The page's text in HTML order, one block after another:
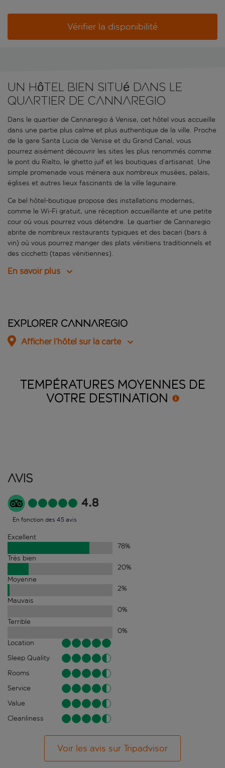
Vérifier la disponibilité
Un hôtel bien situé dans le
quartier de Cannaregio
Dans le quartier de Cannaregio à Venise, cet hôtel vous accueille
dans une partie plus calme et plus authentique de la ville. Proche
de la gare Santa Lucia de Venise et du Grand Canal, vous
pourrez aisément découvrir les sites les plus renommés comme
le pont du Rialto, le ghetto juif et les boutiques d’artisanat. Une
simple promenade vous mènera aux nombreux musées, palais,
églises et autres lieux fascinants de la ville lagunaire.
Ce bel hôtel-boutique propose des installations modernes,
comme le Wi-Fi gratuit, une réception accueillante et une petite
cour où vous pourrez vous détendre. Le quartier de Cannaregio
abrite de nombreux restaurants typiques et des bacari (bars à
vin) où vous pourrez manger des plats vénitiens traditionnels et
des cicchetti (tapas vénitiennes).
En savoir plus
Explorer Cannaregio
Afficher l’hôtel sur la carte
TEMPÉRATURES MOYENNES DE
VOTRE DESTINATION
Avis
4.8
En fonction des 45 avis
Excellent
78%
Très bien
20%
Moyenne
2%
Mauvais
0%
Terrible
0%
Location
Sleep Quality
Rooms
Service
Value
Cleanliness
Voir les avis sur Tripadvisor